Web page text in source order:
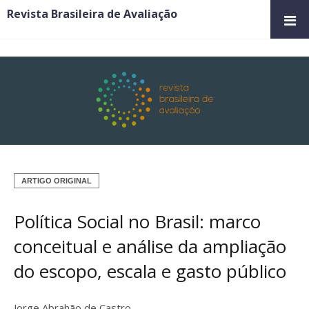
ARTIGO ORIGINAL
Política Social no Brasil: marco
conceitual e análise da ampliação
do escopo, escala e gasto público
Revista Brasileira de Avaliação